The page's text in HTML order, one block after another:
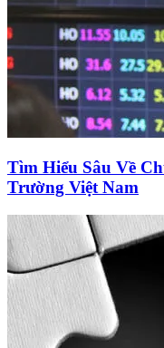
Tìm Hiểu Sâu Về
Trường Việt Nam